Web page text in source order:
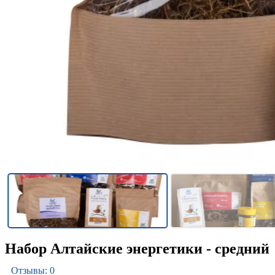
Набор Алтайские энергетики - средний
Отзывы: 0